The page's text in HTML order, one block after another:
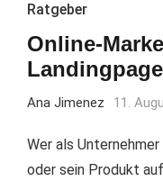
Ratgeber
Online-
Ana Jimenez 11.
Wer als
oder sein Produkt